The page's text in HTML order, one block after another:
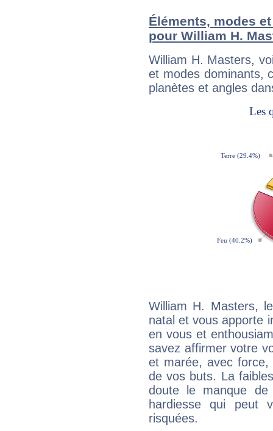
Éléments, modes
pour William H.
William H. Masters,
et modes dominants,
planètes et angles
William H. Masters,
natal et vous apporte
en vous et
savez affirmer votre
et marée, avec
de vos buts. La
doute le manque
hardiesse qui peut
risquées.